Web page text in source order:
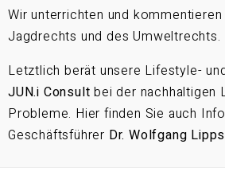
Wir unterrichten und
Jagdrechts und des Umweltrechts.
Letztlich berät unsere Lifestyle-
JUN.i Consult bei der nachhaltigen
Probleme. Hier finden Sie auch
Geschäftsführer Dr. Wolfgang Lipps